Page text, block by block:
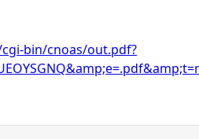
bin/cnoas/out.pdf?